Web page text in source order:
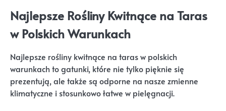
Najlepsze Rośliny Kwitnące na Taras
w Polskich Warunkach
Najlepsze rośliny kwitnące na taras w polskich
warunkach to gatunki, które nie tylko pięknie się
prezentują, ale także są odporne na nasze zmienne
klimatyczne i stosunkowo łatwe w pielęgnacji.